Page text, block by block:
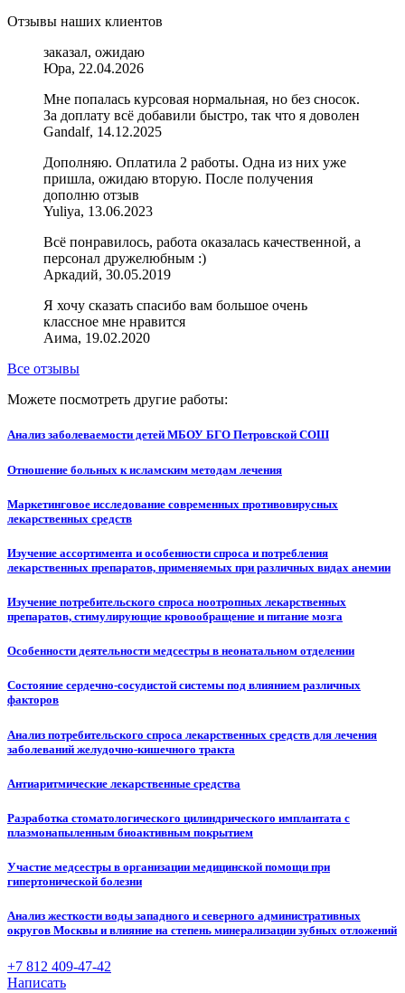
Отзывы наших клиентов
заказал, ожидаю
Юра, 22.04.2026
Мне попалась курсовая нормальная, но без сносок.
За доплату всё добавили быстро, так что я доволен
Gandalf, 14.12.2025
Дополняю. Оплатила 2 работы. Одна из них уже
пришла, ожидаю вторую. После получения
дополню отзыв
Yuliya, 13.06.2023
Всё понравилось, работа оказалась качественной, а
персонал дружелюбным :)
Аркадий, 30.05.2019
Я хочу сказать спасибо вам большое очень
классное мне нравится
Аима, 19.02.2020
Все отзывы
Можете посмотреть другие работы:
Анализ заболеваемости детей МБОУ БГО Петровской СОШ
Отношение больных к исламским методам лечения
Маркетинговое исследование современных противовирусных
лекарственных средств
Изучение ассортимента и особенности спроса и потребления
лекарственных препаратов, применяемых при различных видах анемии
Изучение потребительского спроса ноотропных лекарственных
препаратов, стимулирующие кровообращение и питание мозга
Особенности деятельности медсестры в неонатальном отделении
Состояние сердечно-сосудистой системы под влиянием различных
факторов
Анализ потребительского спроса лекарственных средств для лечения
заболеваний желудочно-кишечного тракта
Антиаритмические лекарственные средства
Разработка стоматологического цилиндрического имплантата с
плазмонапыленным биоактивным покрытием
Участие медсестры в организации медицинской помощи при
гипертонической болезни
Анализ жесткости воды западного и северного административных
округов Москвы и влияние на степень минерализации зубных отложений
+7 812 409-47-42
Написать